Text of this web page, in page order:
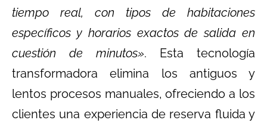
tiempo real, con tipos de habitaciones
específicos y horarios exactos de salida en
cuestión de minutos». Esta tecnología
transformadora elimina los antiguos y
lentos procesos manuales, ofreciendo a los
clientes una experiencia de reserva fluida y